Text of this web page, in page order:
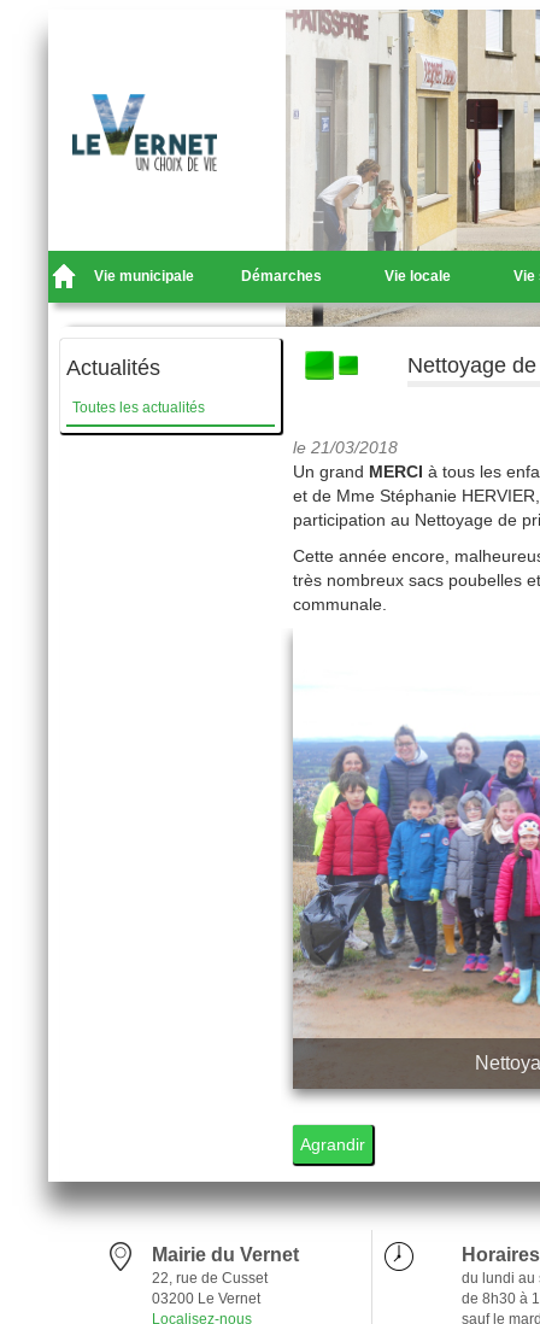
Vie municipale Démarches Vie locale Vie
Actualités
Toutes les actualités
Nettoyage
le 21/03/2018
Un grand MERCI à tous les
et de Mme Stéphanie
participation au Nettoyage de
Cette année encore,
très nombreux sacs poubelles
communale.
Agrandir
Mairie du Vernet
22, rue de Cusset
03200 Le Vernet
Localisez-nous
du lundi au
de 8h30 à
sauf le